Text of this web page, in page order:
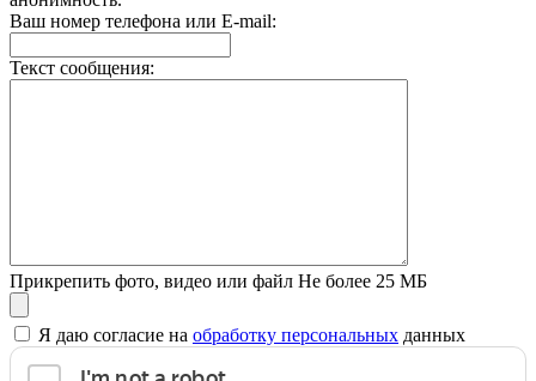
Ваш номер телефона или E-mail:
Текст сообщения:
Прикрепить фото, видео или файл Не более 25 МБ
Я даю согласие на обработку персональных данных